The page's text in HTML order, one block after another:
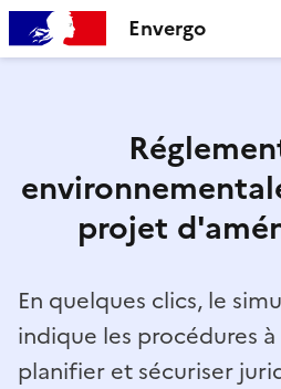
Envergo
projet
En quelques clics, le
indique les procédures
planifier et sécuriser